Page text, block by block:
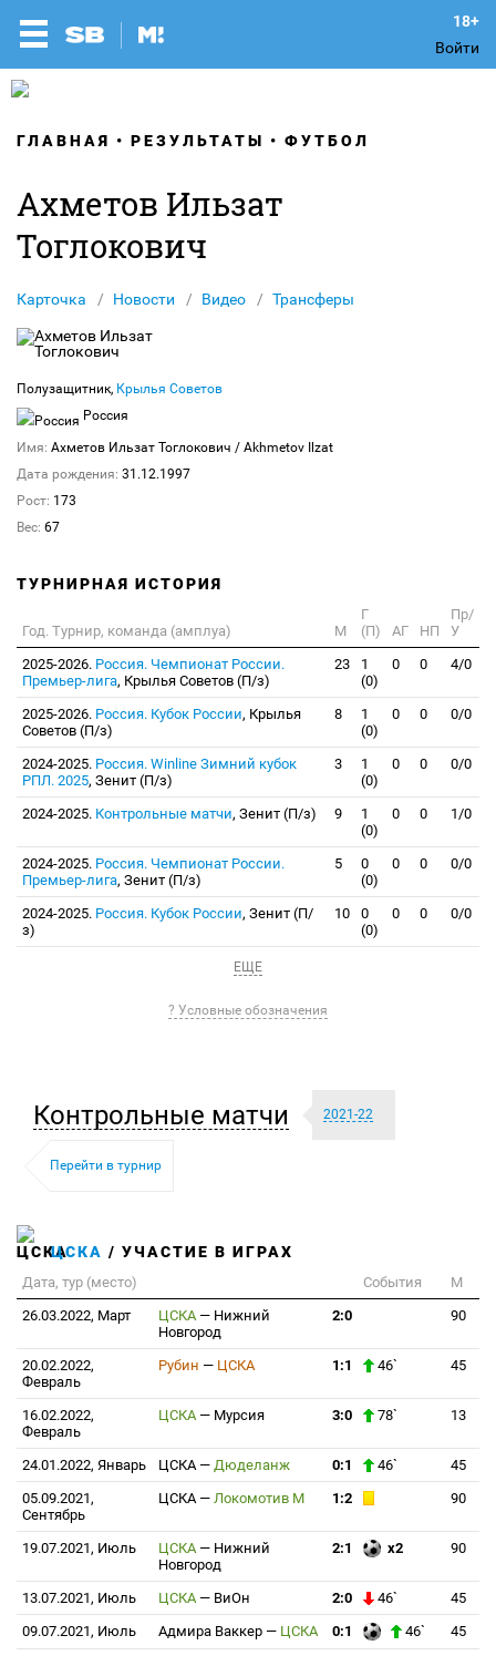
Войти
ГЛАВНАЯ РЕЗУЛЬТАТЫ ФУТБОЛ
Ахметов Ильзат
Тоглокович
Карточка Новости Видео Трансферы
Полузащитник, Крылья Советов
Россия
Имя: Ахметов Ильзат Тоглокович / Akhmetov Ilzat
Дата рождения: 31.12.1997
Рост: 173
Вес: 67
ТУРНИРНАЯ ИСТОРИЯ
Год. Турнир, команда (амплуа) М
Г
(П)
АГ НП
Пр/
У
2025-2026. Россия. Чемпионат России.
Премьер-лига, Крылья Советов (П/з)
23
1
(0)
0 0 4/0
2025-2026. Россия. Кубок России, Крылья
Советов (П/з)
8
1
(0)
0 0 0/0
2024-2025. Россия. Winline Зимний кубок
РПЛ. 2025, Зенит (П/з)
3
1
(0)
0 0 0/0
2024-2025. Контрольные матчи, Зенит (П/з) 9
1
(0)
0 0 1/0
2024-2025. Россия. Чемпионат России.
Премьер-лига, Зенит (П/з)
5
0
(0)
0 0 0/0
2024-2025. Россия. Кубок России, Зенит (П/
з)
10
0
(0)
0 0 0/0
ЕЩЕ
? Условные обозначения
Контрольные матчи 2021-22
Перейти в турнир
ЦСКА / УЧАСТИЕ В ИГРАХ
Дата, тур (место) События
М
26.03.2022, Март
ЦСКА — Нижний
Новгород
2:0 90
20.02.2022,
Февраль
Рубин — ЦСКА 1:1 46` 45
16.02.2022,
Февраль
ЦСКА — Мурсия 3:0 78` 13
24.01.2022, Январь ЦСКА — Дюделанж 0:1 46`
45
05.09.2021,
Сентябрь
ЦСКА — Локомотив М 1:2 90
19.07.2021, Июль ЦСКА — Нижний
Новгород
2:1 x2 90
13.07.2021, Июль ЦСКА — ВиОн 2:0 46`
45
09.07.2021, Июль
Адмира Ваккер — ЦСКА 0:1 46` 45